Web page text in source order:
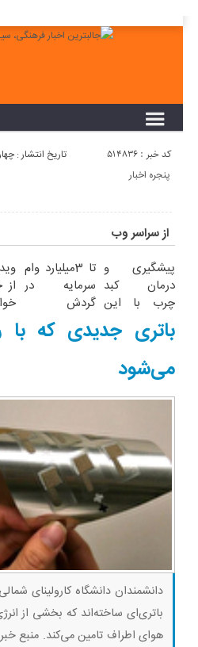
برويد و منوي خود را ايجاد كنيد!
کد خبر : 514836 تاریخ انتشار : چهارشنبه 17 تیر
پنجره اخبار
از سراسر وب
پیشگیری و
درمان کبد
چرب با این
نوشیدنی
گیاهی
تا 3میلیارد وام
سرمایه در
گردش
فروشندگان =>
فروشگاهت رو
باتری جدیدی که با
می‌شود
دانشمندان دانشگاه کارولینای
باتری‌ای ساخته‌اند که بخشی از
هوای اطراف تامین می‌کند. منبع